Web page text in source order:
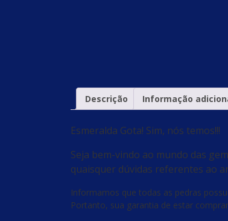
Descrição
Informação
Esmeralda Gota! Sim, nós temos!!!
Seja bem-vindo ao mundo das
quaisquer dúvidas referentes ao
Informamos que todas as pedras
Portanto, sua garantia de estar